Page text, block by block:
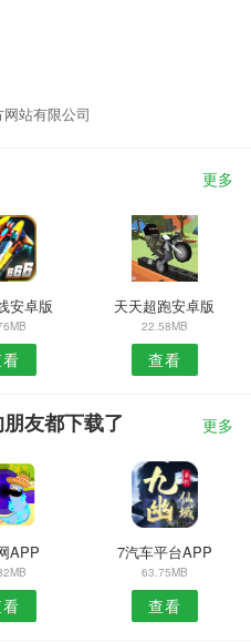
站有限公司
更多
安卓版 天天超跑安卓版
22.58MB
查看
友都下载了 更多
APP 7汽车平台APP
63.75MB
查看